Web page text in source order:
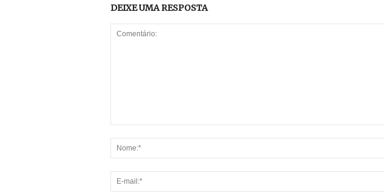
DEIXE UMA RESPOSTA